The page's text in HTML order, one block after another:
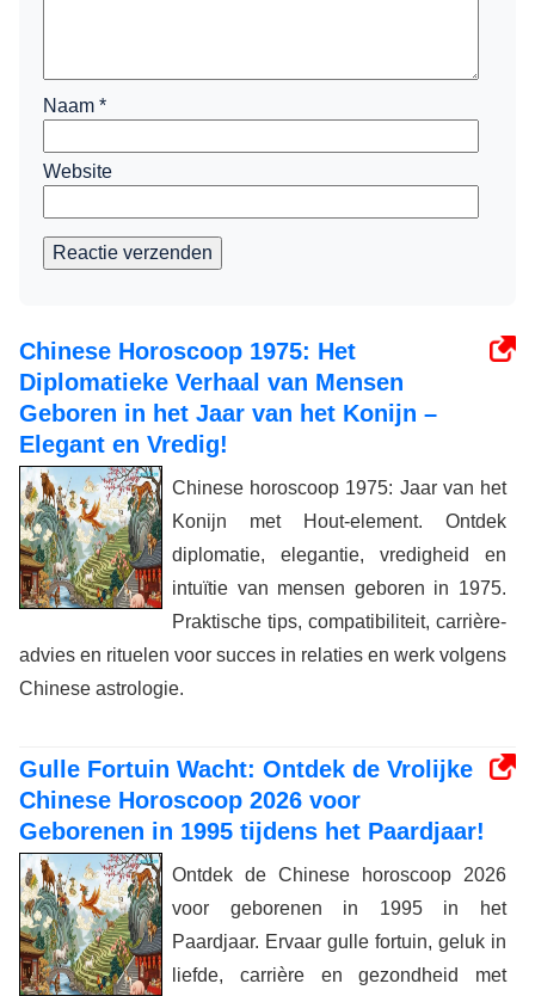
Naam *
Website
Reactie verzenden
Chinese Horoscoop 1975: Het
Diplomatieke Verhaal van Mensen
Geboren in het Jaar van het Konijn –
Elegant en Vredig!
Chinese horoscoop 1975: Jaar van het
Konijn met Hout-element. Ontdek
diplomatie, elegantie, vredigheid en
intuïtie van mensen geboren in 1975.
Praktische tips, compatibiliteit, carrière-
advies en rituelen voor succes in relaties en werk volgens
Chinese astrologie.
Gulle Fortuin Wacht: Ontdek de Vrolijke
Chinese Horoscoop 2026 voor
Geborenen in 1995 tijdens het Paardjaar!
Ontdek de Chinese horoscoop 2026
voor geborenen in 1995 in het
Paardjaar. Ervaar gulle fortuin, geluk in
liefde, carrière en gezondheid met